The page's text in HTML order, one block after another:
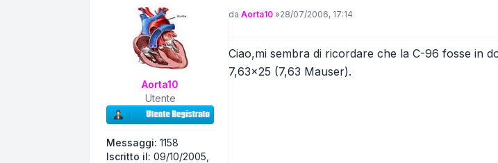
Aorta10
Utente
Messaggi: 1158
Iscritto il: 09/10/2005,
Messaggio
da Aorta10 »28/07/2006, 17:14
Ciao,mi sembra di ricordare che la C-96 fosse in
7,63x25 (7,63 Mauser).